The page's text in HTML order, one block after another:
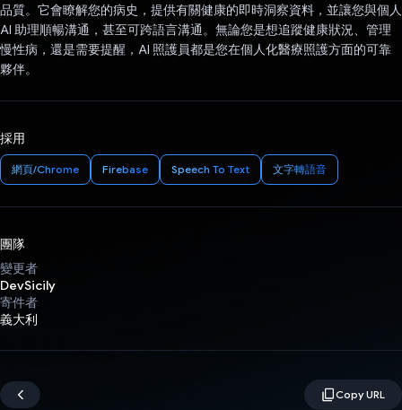
品質。它會瞭解您的病史，提供有關健康的即時洞察資料，並讓您與個人
AI 助理順暢溝通，甚至可跨語言溝通。無論您是想追蹤健康狀況、管理
慢性病，還是需要提醒，AI 照護員都是您在個人化醫療照護方面的可靠
夥伴。
採用
網頁/Chrome Firebase Speech To Text 文字轉語音
團隊
變更者
DevSicily
寄件者
義大利